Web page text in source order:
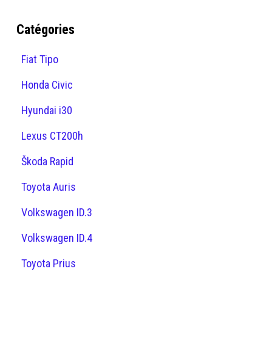
Catégories
Fiat Tipo
Honda Civic
Hyundai i30
Lexus CT200h
Škoda Rapid
Toyota Auris
Volkswagen ID.3
Volkswagen ID.4
Toyota Prius